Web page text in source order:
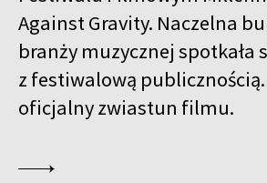
Against Gravity. Naczelna
branży muzycznej spotkała
z festiwalową
oficjalny zwiastun filmu.